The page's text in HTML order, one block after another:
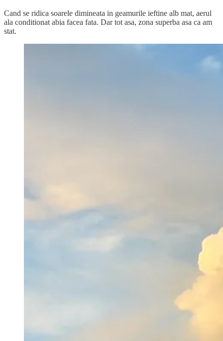
Cand se ridica soarele dimineata in geamurile ieftine alb mat, aerul
ala conditionat abia facea fata. Dar tot asa, zona superba asa ca am
stat.